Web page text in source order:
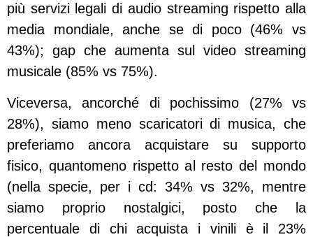
più servizi legali di audio streaming rispetto alla
media mondiale, anche se di poco (46% vs
43%); gap che aumenta sul video streaming
musicale (85% vs 75%).
Viceversa, ancorché di pochissimo (27% vs
28%), siamo meno scaricatori di musica, che
preferiamo ancora acquistare su supporto
fisico, quantomeno rispetto al resto del mondo
(nella specie, per i cd: 34% vs 32%, mentre
siamo proprio nostalgici, posto che la
percentuale di chi acquista i vinili è il 23%